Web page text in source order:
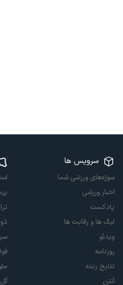
سرویس ها
سوژه‌های ورزشی شما
اخبار ورزشی
پادکست
لیگ ها و رقابت ها
ویدئو
روزنامه
نتایج زنده
آنتن